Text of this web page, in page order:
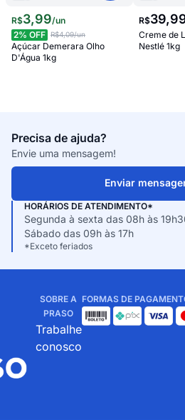
R$3,99/un
2% OFF R$4,09/un
Açúcar Demerara Olho
D'Água 1kg
R$39,
Creme de
Nestlé 1kg
Precisa de ajuda?
Envie uma mensagem!
Enviar
HORÁRIOS DE ATENDIMENTO*
Segunda à sexta das 08h às
Sábado das 09h às 17h
*Exceto feriados
SOBRE A
PRASO
Trabalhe
conosco
FORMAS DE